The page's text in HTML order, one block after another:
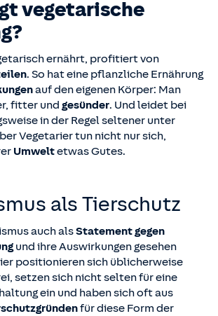
vegetarische
ernährt, profitiert von
. So hat eine pflanzliche Ernährung
auf den eigenen Körper: Man
fitter und gesünder. Und leidet bei
in der Regel seltener unter
Vegetarier tun nicht nur sich,
Umweltetwas Gutes.
als Tierschutz
auch alsStatement gegen
und ihre Auswirkungen gesehen
positionieren sich üblicherweise
setzen sich nicht selten für eine
ein und haben sich oft aus
für diese Form der